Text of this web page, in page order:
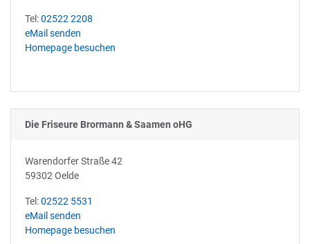
Tel:02522 2208
eMail senden
Homepage besuchen
Die Friseure Brormann & Saamen oHG
Warendorfer Straße 42
59302 Oelde
Tel:02522 5531
eMail senden
Homepage besuchen